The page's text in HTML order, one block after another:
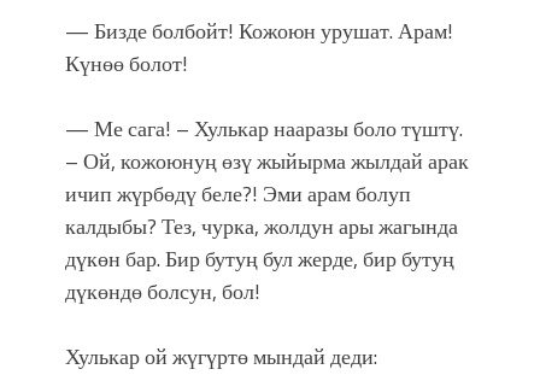
— Бизде болбойт! Кожоюн урушат. Арам!
Күнөө болот!
— Ме сага! – Хулькар нааразы боло түштү.
– Ой, кожоюнуң өзү жыйырма жылдай арак
ичип жүрбөдү беле?! Эми арам болуп
калдыбы? Тез, чурка, жолдун ары жагында
дүкөн бар. Бир бутуң бул жерде, бир бутуң
дүкөндө болсун, бол!
Хулькар ой жүгүртө мындай деди: